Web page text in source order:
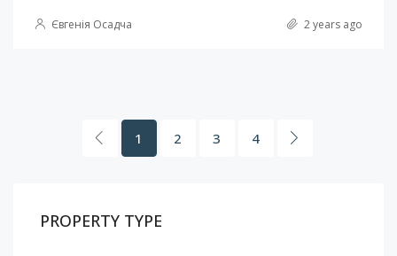
Євгенія Осадча 2 years ago
1 2 3 4
PROPERTY TYPE